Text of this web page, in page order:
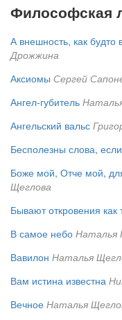
Философская
А внешность, как
Дрожжина
Аксиомы Сергей
Ангел-губитель
Ангельский вальс
Бесполезны слова,
Боже мой, Отче мой,
Щеглова
Бывают откровения как
В самое небо Наталья
Вавилон Наталья
Вам истина известна
Вечное Наталья